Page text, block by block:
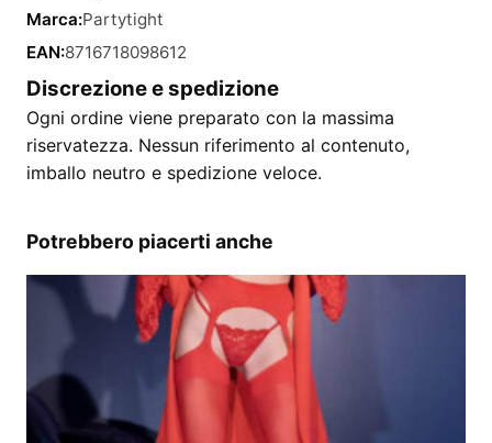
Marca:Partytight
EAN:8716718098612
Discrezione e spedizione
Ogni ordine viene preparato con la massima
riservatezza. Nessun riferimento al contenuto,
imballo neutro e spedizione veloce.
Potrebbero piacerti anche